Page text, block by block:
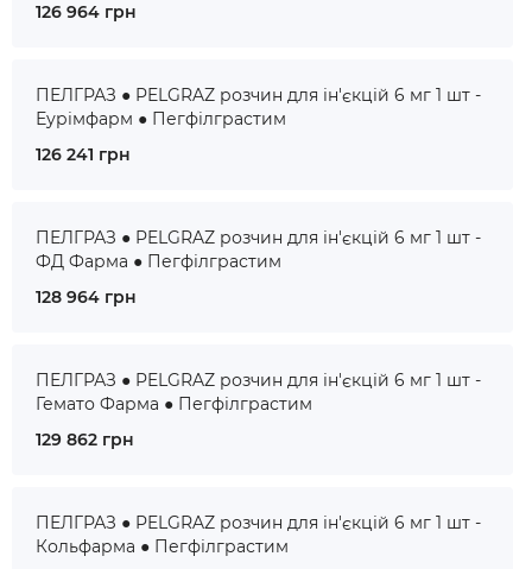
126 964 грн
ПЕЛГРАЗ ● PELGRAZ розчин для ін'єкцій 6 мг 1 шт -
Еурімфарм ● Пегфілграстим
126 241 грн
ПЕЛГРАЗ ● PELGRAZ розчин для ін'єкцій 6 мг 1 шт -
ФД Фарма ● Пегфілграстим
128 964 грн
ПЕЛГРАЗ ● PELGRAZ розчин для ін'єкцій 6 мг 1 шт -
Гемато Фарма ● Пегфілграстим
129 862 грн
ПЕЛГРАЗ ● PELGRAZ розчин для ін'єкцій 6 мг 1 шт -
Кольфарма ● Пегфілграстим